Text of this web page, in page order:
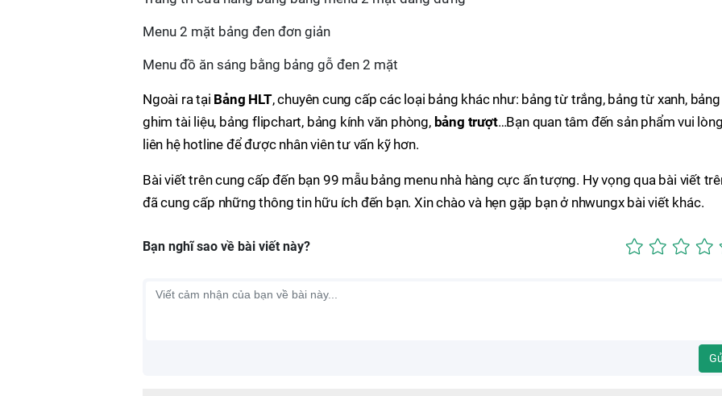
Menu 2 mặt bảng đen đơn giản
Menu đồ ăn sáng bằng bảng gỗ đen 2 mặt
Ngoài ra tại Bảng HLT, chuyên cung cấp các loại bảng khác như: bảng từ trắng, bảng từ xanh, bảng
ghim tài liệu, bảng flipchart, bảng kính văn phòng, bảng trượt…Bạn quan tâm đến sản phẩm vui lòng
liên hệ hotline để được nhân viên tư vấn kỹ hơn.
Bài viết trên cung cấp đến bạn 99 mẫu bảng menu nhà hàng cực ấn tượng. Hy vọng qua bài viết
đã cung cấp những thông tin hữu ích đến bạn. Xin chào và hẹn gặp bạn ở nhwungx bài viết khác.
Bạn nghĩ sao về bài viết này?